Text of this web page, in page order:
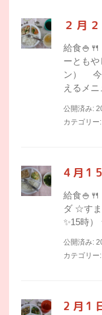
２月
給食
ーとも
ン） 今
えるメ
公開済み:
カテゴリー:
4月
給食
ダ ☆すま
✨15時
公開済み:
カテゴリー:
2月1